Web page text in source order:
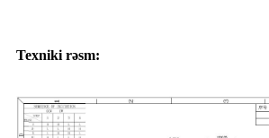
Texniki rəsm: